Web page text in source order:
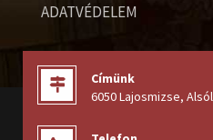
ADATVÉDELEM
Címünk
6050 Lajosmizse,